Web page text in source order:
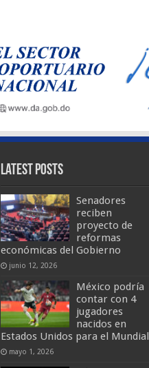
Latest Posts
Senadores
reciben
proyecto de
reformas
económicas del Gobierno
junio 12, 2026
México podría
contar con 4
jugadores
nacidos en
Estados Unidos para el Mundial
mayo 1, 2026